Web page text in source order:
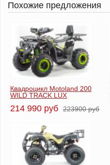
Похожие предложения
Квадроцикл Motoland 200
WILD TRACK LUX
214 990 руб 223900 руб